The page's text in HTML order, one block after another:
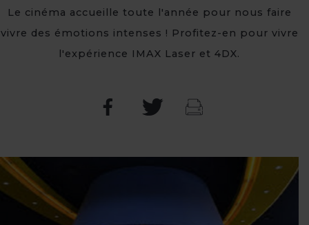
Le cinéma accueille toute l'année pour nous faire
vivre des émotions intenses ! Profitez-en pour vivre
l'expérience IMAX Laser et 4DX.